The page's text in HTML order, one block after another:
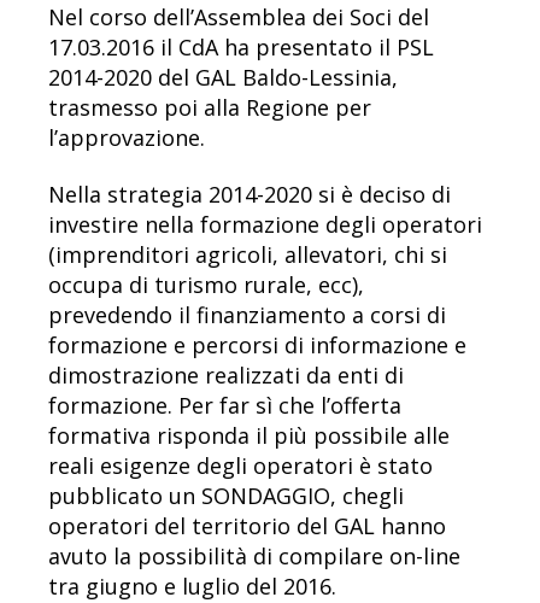
Nel corso dell’Assemblea dei Soci del
17.03.2016 il CdA ha presentato il PSL
2014-2020 del GAL Baldo-Lessinia,
trasmesso poi alla Regione per
l’approvazione.
Nella strategia 2014-2020 si è deciso di
investire nella formazione degli operatori
(imprenditori agricoli, allevatori, chi si
occupa di turismo rurale, ecc),
prevedendo il finanziamento a corsi di
formazione e percorsi di informazione e
dimostrazione realizzati da enti di
formazione. Per far sì che l’offerta
formativa risponda il più possibile alle
reali esigenze degli operatori è stato
pubblicato un SONDAGGIO, chegli
operatori del territorio del GAL hanno
avuto la possibilità di compilare on-line
tra giugno e luglio del 2016.